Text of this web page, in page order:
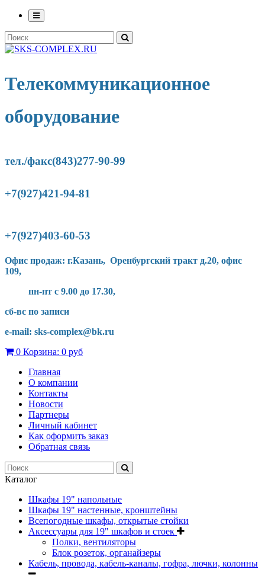
Телекоммуникационное
оборудование
тел./факс(843)277-90-99
+7(927)421-94-81
+7(927)403-60-53
Офис продаж: г.Казань, Оренбургский тракт д.20, офис
109,
пн-пт с 9.00 до 17.30,
сб-вс по записи
e-mail: sks-complex@bk.ru
0 Корзина: 0 руб
Главная
О компании
Контакты
Новости
Партнеры
Личный кабинет
Как оформить заказ
Обратная связь
Каталог
Шкафы 19" напольные
Шкафы 19" настенные, кронштейны
Всепогодные шкафы, открытые стойки
Аксессуары для 19" шкафов и стоек
Полки, вентиляторы
Блок розеток, органайзеры
Кабель, провода, кабель-каналы, гофра, лючки, колонны